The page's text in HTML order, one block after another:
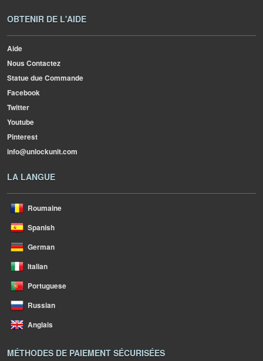
OBTENIR DE L'AIDE
Aide
Nous Contactez
Statue due Commande
Facebook
Twitter
Youtube
Pinterest
info@unlockunit.com
LA LANGUE
Roumaine
Spanish
German
Italian
Portuguese
Russian
Anglais
MÉTHODES DE PAIEMENT SÉCURISÉES